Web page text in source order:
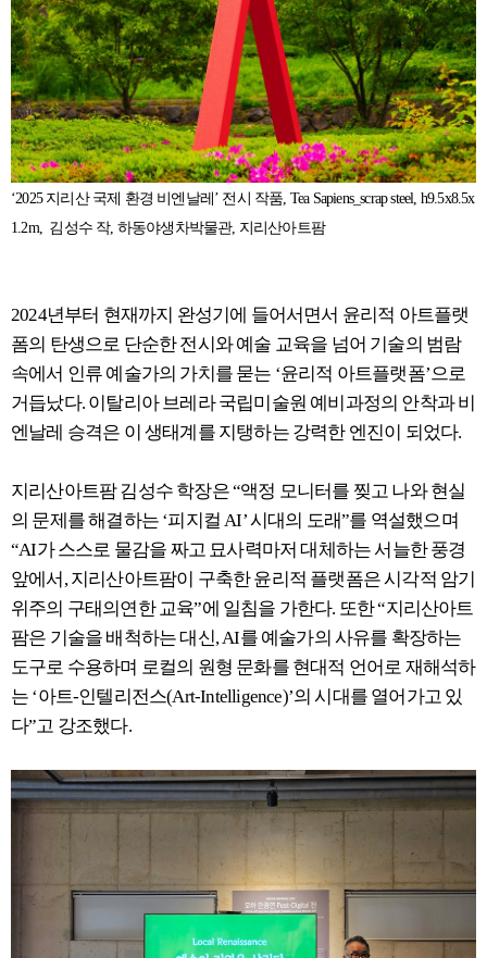
‘2025 지리산 국제 환경 비엔날레’ 전시 작품, Tea Sapiens_scrap steel, h9.5x8.5x
1.2m, 김성수 작, 하동야생차박물관, 지리산아트팜
2024년부터 현재까지 완성기에 들어서면서 윤리적 아트플랫
폼의 탄생으로 단순한 전시와 예술 교육을 넘어 기술의 범람
속에서 인류 예술가의 가치를 묻는 ‘윤리적 아트플랫폼’으로
거듭났다. 이탈리아 브레라 국립미술원 예비과정의 안착과 비
엔날레 승격은 이 생태계를 지탱하는 강력한 엔진이 되었다.
지리산아트팜 김성수 학장은 “액정 모니터를 찢고 나와 현실
의 문제를 해결하는 ‘피지컬 AI’ 시대의 도래”를 역설했으며
“AI가 스스로 물감을 짜고 묘사력마저 대체하는 서늘한 풍경
앞에서, 지리산아트팜이 구축한 윤리적 플랫폼은 시각적 암기
위주의 구태의연한 교육”에 일침을 가한다. 또한 “지리산아트
팜은 기술을 배척하는 대신, AI를 예술가의 사유를 확장하는
도구로 수용하며 로컬의 원형 문화를 현대적 언어로 재해석하
는 ‘아트-인텔리전스(Art-Intelligence)’의 시대를 열어가고 있
다”고 강조했다.